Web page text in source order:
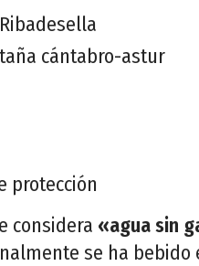
cántabro-astur
protección
considera «agua sin
se ha bebido